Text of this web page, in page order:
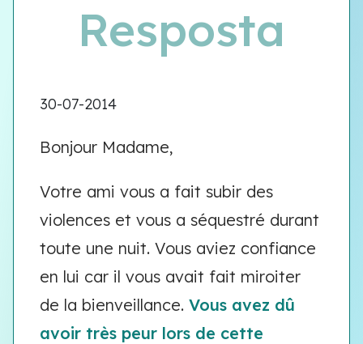
Resposta
30-07-2014
Bonjour Madame,
Votre ami vous a fait subir des
violences et vous a séquestré durant
toute une nuit. Vous aviez confiance
en lui car il vous avait fait miroiter
de la bienveillance. Vous avez dû
avoir très peur lors de cette